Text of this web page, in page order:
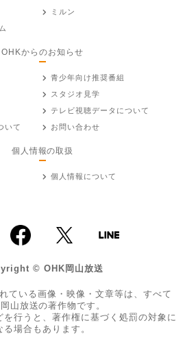
ミルン
OHKからのお知らせ
青少年向け推奨番組
スタジオ見学
テレビ視聴データについて
いて
お問い合わせ
個人情報の取扱
個人情報について
© OHK岡山放送
ている画像・映像・文章等は、すべて
山放送の著作物です。
行うと、著作権に基づく処罰の対象に
る場合もあります。